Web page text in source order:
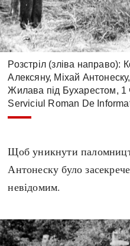
Розстріл (зліва направо):
Алексяну, Міхай
Жилава під Бухарестом, 1
Serviciul Roman De
Щоб уникнути
Антонеску було
невідомим.